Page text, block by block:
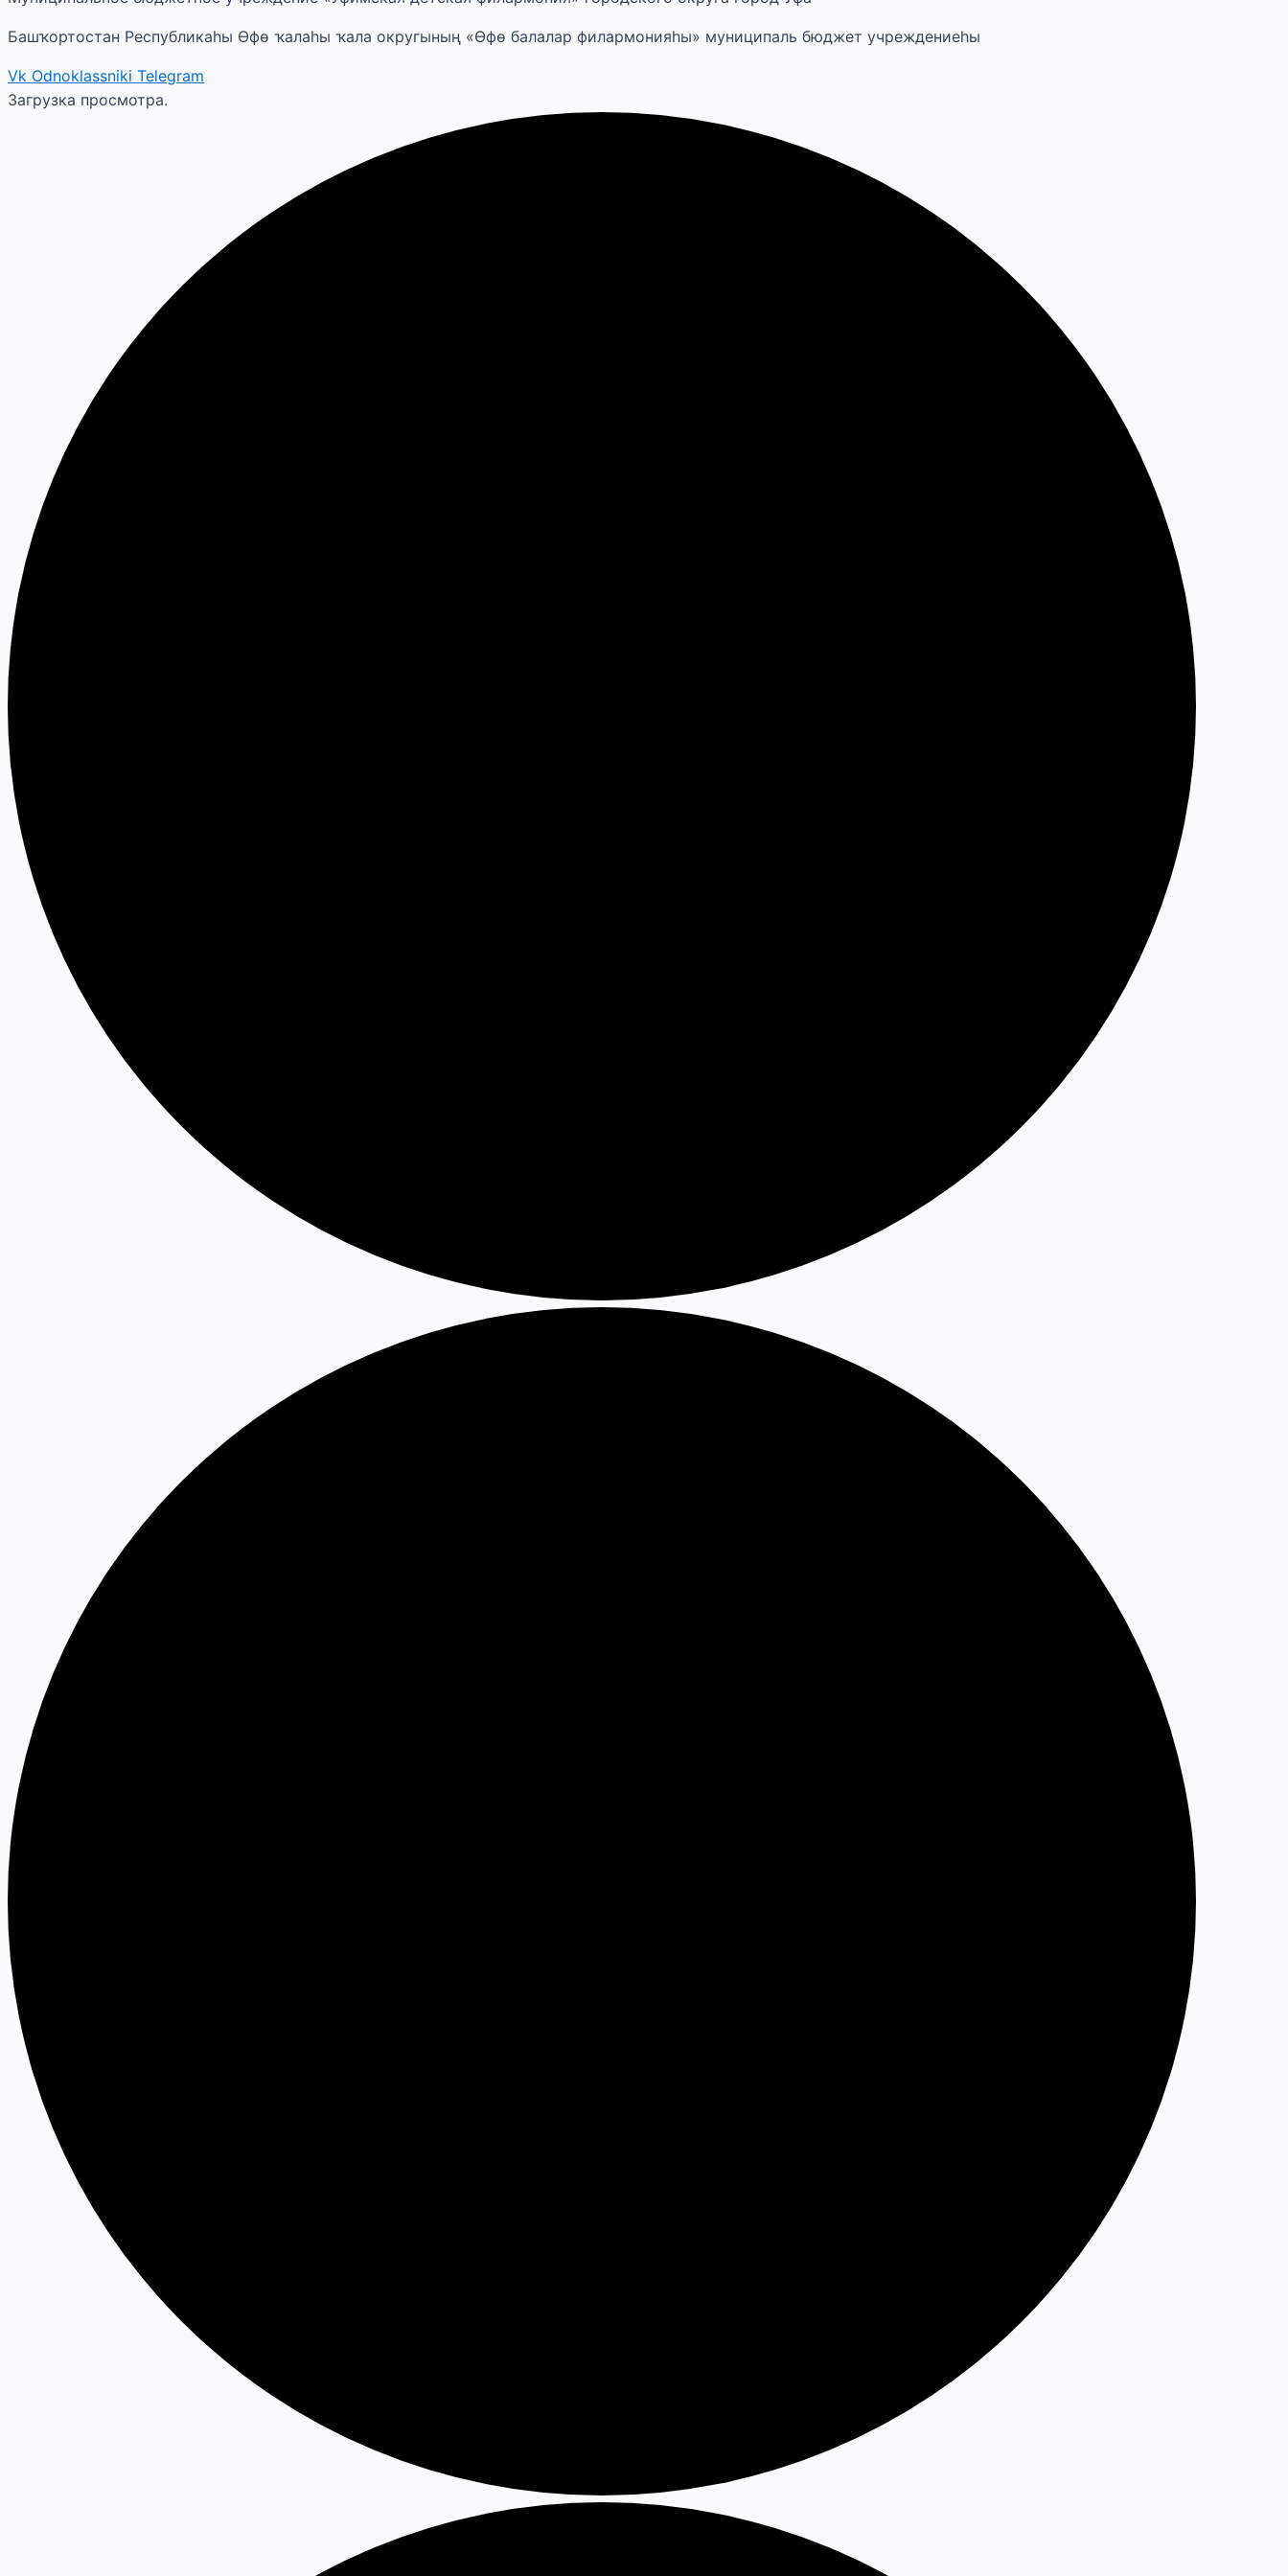
Башҡортостан Республикаһы Өфө ҡалаһы ҡала округының «Өфө балалар филармонияһы» муниципаль бюджет учреждениеһы
Vk Odnoklassniki Telegram
Загрузка просмотра.